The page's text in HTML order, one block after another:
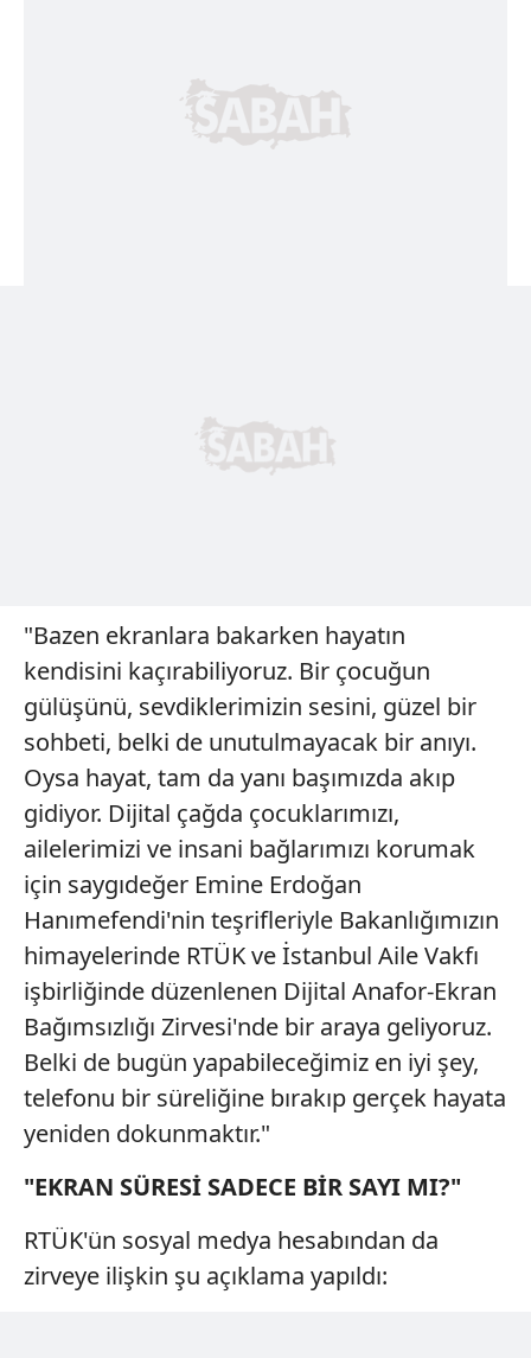
"Bazen ekranlara bakarken hayatın
kendisini kaçırabiliyoruz. Bir çocuğun
gülüşünü, sevdiklerimizin sesini, güzel bir
sohbeti, belki de unutulmayacak bir anıyı.
Oysa hayat, tam da yanı başımızda akıp
gidiyor. Dijital çağda çocuklarımızı,
ailelerimizi ve insani bağlarımızı korumak
için saygıdeğer Emine Erdoğan
Hanımefendi'nin teşrifleriyle Bakanlığımızın
himayelerinde RTÜK ve İstanbul Aile Vakfı
işbirliğinde düzenlenen Dijital Anafor-Ekran
Bağımsızlığı Zirvesi'nde bir araya geliyoruz.
Belki de bugün yapabileceğimiz en iyi şey,
telefonu bir süreliğine bırakıp gerçek hayata
yeniden dokunmaktır."
"EKRAN SÜRESİ SADECE BİR SAYI MI?"
RTÜK'ün sosyal medya hesabından da
zirveye ilişkin şu açıklama yapıldı: